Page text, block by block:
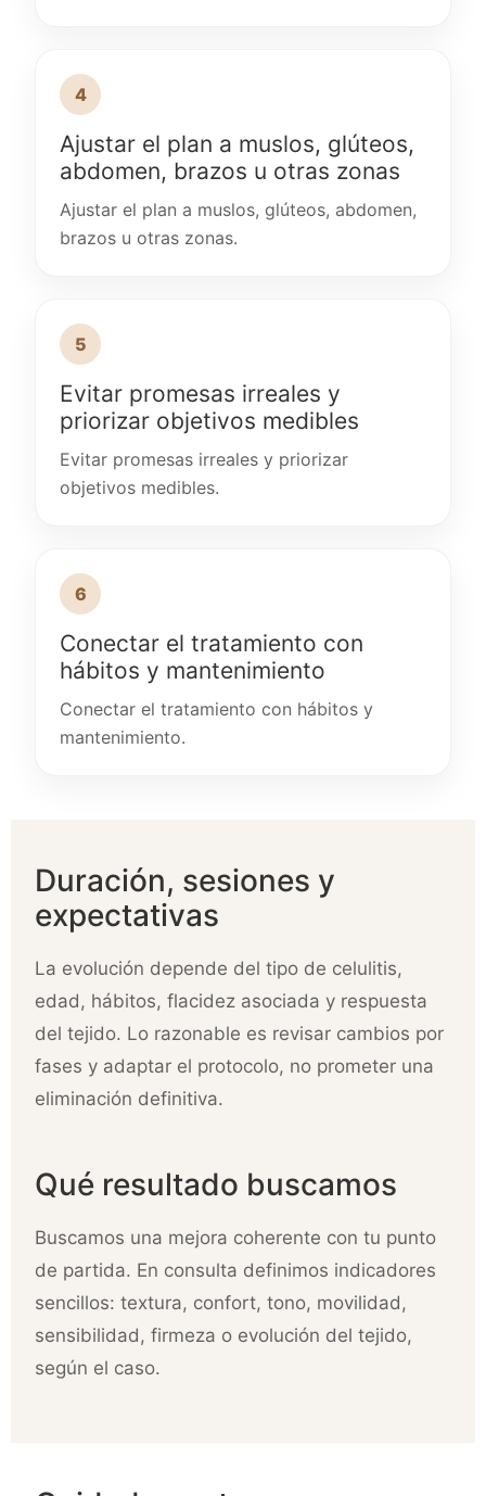
4
Ajustar el plan a muslos, glúteos,
abdomen, brazos u otras zonas
Ajustar el plan a muslos, glúteos, abdomen,
brazos u otras zonas.
5
Evitar promesas irreales y
priorizar objetivos medibles
Evitar promesas irreales y priorizar
objetivos medibles.
6
Conectar el tratamiento con
hábitos y mantenimiento
Conectar el tratamiento con hábitos y
mantenimiento.
Duración, sesiones y
expectativas
La evolución depende del tipo de celulitis,
edad, hábitos, flacidez asociada y respuesta
del tejido. Lo razonable es revisar cambios por
fases y adaptar el protocolo, no prometer una
eliminación definitiva.
Qué resultado buscamos
Buscamos una mejora coherente con tu punto
de partida. En consulta definimos indicadores
sencillos: textura, confort, tono, movilidad,
sensibilidad, firmeza o evolución del tejido,
según el caso.